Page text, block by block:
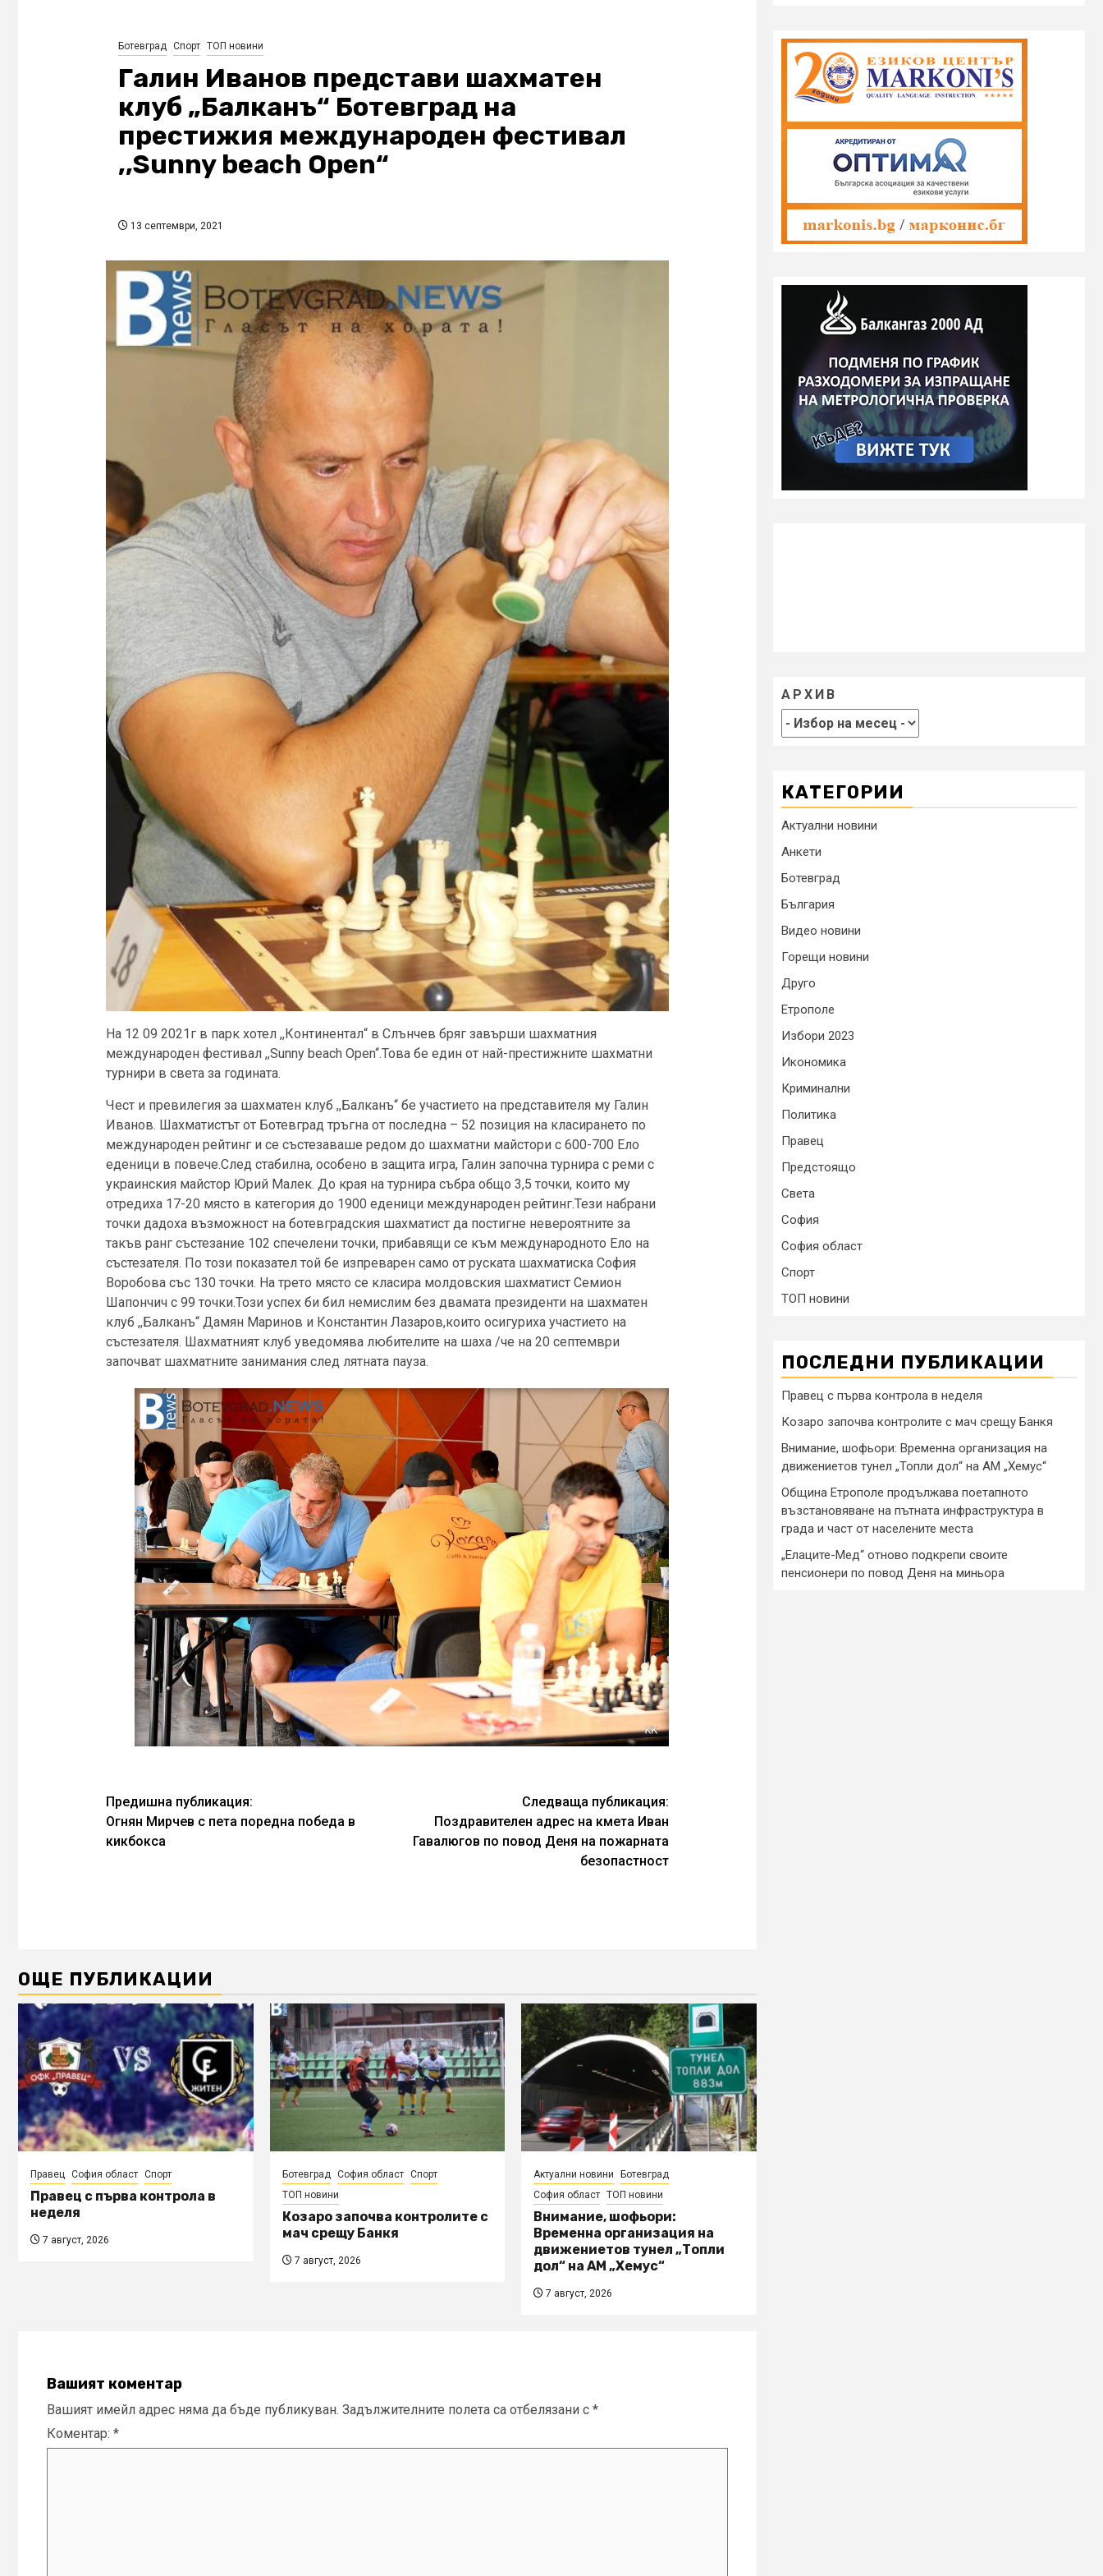
Ботевград Спорт ТОП новини
Галин Иванов представи шахматен
клуб „Балканъ“ Ботевград на
престижия международен фестивал
,,Sunny beach Open“
13 септември, 2021
На 12 09 2021г в парк хотел ,,Континентал“ в Слънчев бряг завърши шахматния
международен фестивал ,,Sunny beach Open“.Това бе един от най-престижните шахматни
турнири в света за годината.
Чест и превилегия за шахматен клуб ,,Балканъ“ бе участието на представителя му Галин
Иванов. Шахматистът от Ботевград тръгна от последна – 52 позиция на класирането по
международен рейтинг и се състезаваше редом до шахматни майстори с 600-700 Ело
еденици в повече.След стабилна, особено в защита игра, Галин започна турнира с реми с
украинския майстор Юрий Малек. До края на турнира събра общо 3,5 точки, които му
отредиха 17-20 място в категория до 1900 еденици международен рейтинг.Тези набрани
точки дадоха възможност на ботевградския шахматист да постигне невероятните за
такъв ранг състезание 102 спечелени точки, прибавящи се към международното Ело на
състезателя. По този показател той бе изпреварен само от руската шахматиска София
Воробова със 130 точки. На трето място се класира молдовския шахматист Семион
Шапончич с 99 точки.Този успех би бил немислим без двамата президенти на шахматен
клуб ,,Балканъ“ Дамян Маринов и Константин Лазаров,които осигуриха участието на
състезателя. Шахматният клуб уведомява любителите на шаха /че на 20 септември
започват шахматните занимания след лятната пауза.
Continue
Reading
Предишна публикация:
Огнян Мирчев с пета поредна победа в
кикбокса
Следваща публикация:
Поздравителен адрес на кмета Иван
Гавалюгов по повод Деня на пожарната
безопастност
ОЩЕ ПУБЛИКАЦИИ
Правец София област Спорт
Правец с първа контрола в
неделя
7 август, 2026
Ботевград София област Спорт
ТОП новини
Козаро започва контролите с
мач срещу Банкя
7 август, 2026
Актуални новини
Ботевград
София област ТОП новини
Внимание, шофьори:
Временна организация на
движениетов тунел „Топли
дол“ на АМ „Хемус“
7 август, 2026
Вашият коментар
Вашият имейл адрес няма да бъде публикуван. Задължителните полета са отбелязани с *
Коментар: *
АРХИВ
КАТЕГОРИИ
Актуални новини
Анкети
Ботевград
България
Видео новини
Горещи новини
Друго
Етрополе
Избори 2023
Икономика
Криминални
Политика
Правец
Предстоящо
Света
София
София област
Спорт
ТОП новини
ПОСЛЕДНИ ПУБЛИКАЦИИ
Правец с първа контрола в неделя
Козаро започва контролите с мач срещу Банкя
Внимание, шофьори: Временна организация на
движениетов тунел „Топли дол“ на АМ „Хемус“
Община Етрополе продължава поетапното
възстановяване на пътната инфраструктура в
града и част от населените места
„Елаците-Мед“ отново подкрепи своите
пенсионери по повод Деня на миньора